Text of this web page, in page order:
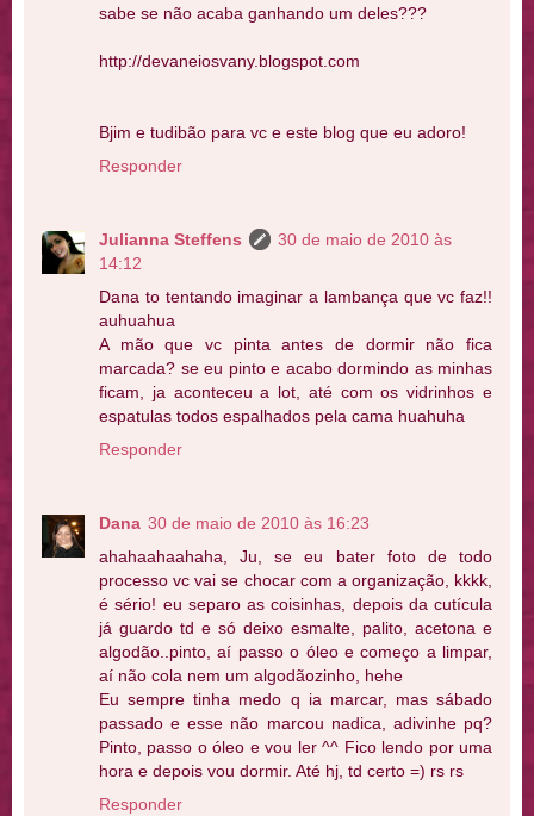
sabe se não acaba ganhando um deles???
http://devaneiosvany.blogspot.com
Bjim e tudibão para vc e este blog que eu adoro!
Responder
Julianna Steffens
30 de maio de 2010 às
14:12
Dana to tentando imaginar a lambança que vc faz!!
auhuahua
A mão que vc pinta antes de dormir não fica
marcada? se eu pinto e acabo dormindo as minhas
ficam, ja aconteceu a lot, até com os vidrinhos e
espatulas todos espalhados pela cama huahuha
Responder
Dana 30 de maio de 2010 às 16:23
ahahaahaahaha, Ju, se eu bater foto de todo
processo vc vai se chocar com a organização, kkkk,
é sério! eu separo as coisinhas, depois da cutícula
já guardo td e só deixo esmalte, palito, acetona e
algodão..pinto, aí passo o óleo e começo a limpar,
aí não cola nem um algodãozinho, hehe
Eu sempre tinha medo q ia marcar, mas sábado
passado e esse não marcou nadica, adivinhe pq?
Pinto, passo o óleo e vou ler ^^ Fico lendo por uma
hora e depois vou dormir. Até hj, td certo =) rs rs
Responder